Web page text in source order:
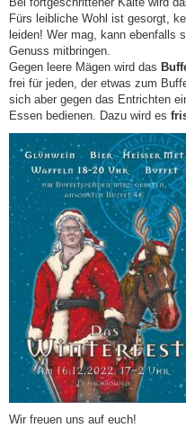
Fürs leibliche Wohl ist gesorgt,
leiden! Wer mag, kann ebenfalls
Genuss mitbringen.
Gegen leere Mägen wird das
frei für jeden, der etwas zum
sich aber gegen das Entrichten
Essen bedienen. Dazu wird es
Wir freuen uns auf euch!